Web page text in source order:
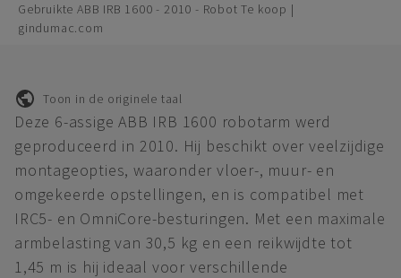
Gebruikte ABB IRB 1600 - 2010 - Robot Te koop |
gindumac.com
Toon in de originele taal
Deze 6-assige ABB IRB 1600 robotarm werd
geproduceerd in 2010. Hij beschikt over veelzijdige
montageopties, waaronder vloer-, muur- en
omgekeerde opstellingen, en is compatibel met
IRC5- en OmniCore-besturingen. Met een maximale
armbelasting van 30,5 kg en een reikwijdte tot
1,45 m is hij ideaal voor verschillende